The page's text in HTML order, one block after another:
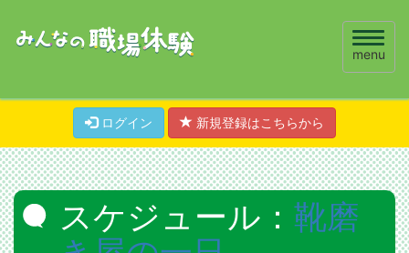
Toggle
menu
ログイン 新規登録はこちらから
スケジュール： 靴磨